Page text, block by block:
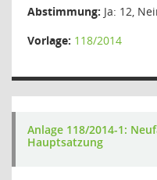
Abstimmung: Ja: 12,
Vorlage: 118/2014
Anlage 118/2014-1:
Hauptsatzung